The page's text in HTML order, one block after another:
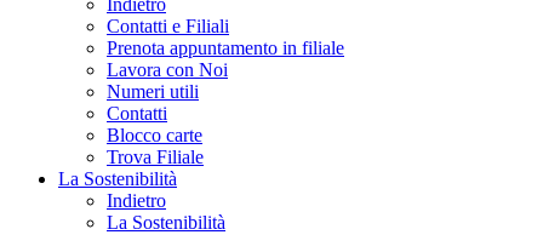
Indietro
Contatti e Filiali
Prenota appuntamento in filiale
Lavora con Noi
Numeri utili
Contatti
Blocco carte
Trova Filiale
La Sostenibilità
Indietro
La Sostenibilità